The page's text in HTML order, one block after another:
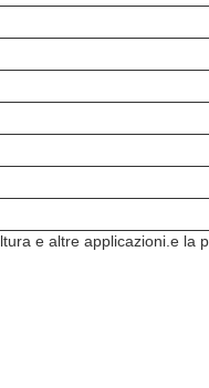
e altre applicazioni.e la